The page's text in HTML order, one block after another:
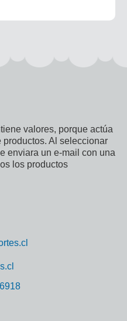
valores, porque actúa
productos. Al seleccionar
enviara un e-mail con una
los productos